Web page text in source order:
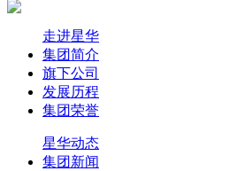
走进星华
集团简介
旗下公司
发展历程
集团荣誉
星华动态
集团新闻